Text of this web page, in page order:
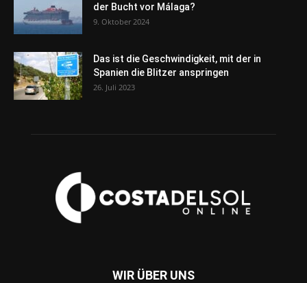
der Bucht vor Málaga?
9. Oktober 2024
Das ist die Geschwindigkeit, mit der in
Spanien die Blitzer anspringen
26. Juli 2023
WIR ÜBER UNS